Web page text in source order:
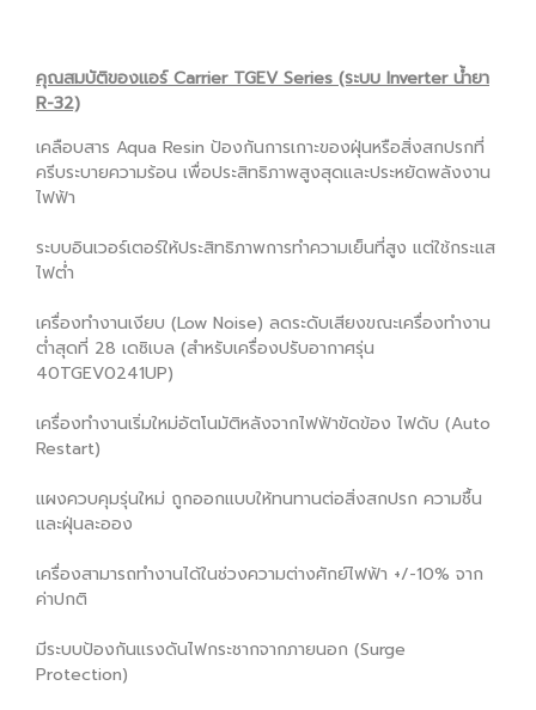
คุณสมบัติของแอร์ Carrier TGEV Series (ระบบ Inverter น้ำยา
R-32)
เคลือบสาร Aqua Resin ป้องกันการเกาะของฝุ่นหรือสิ่งสกปรกที่
ครีบระบายความร้อน เพื่อประสิทธิภาพสูงสุดและประหยัดพลังงาน
ไฟฟ้า
ระบบอินเวอร์เตอร์ให้ประสิทธิภาพการทำความเย็นที่สูง แต่ใช้กระแส
ไฟต่ำ
เครื่องทำงานเงียบ (Low Noise) ลดระดับเสียงขณะเครื่องทำงาน
ต่ำสุดที่ 28 เดซิเบล (สำหรับเครื่องปรับอากาศรุ่น
40TGEV0241UP)
เครื่องทำงานเริ่มใหม่อัตโนมัติหลังจากไฟฟ้าขัดข้อง ไฟดับ (Auto
Restart)
แผงควบคุมรุ่นใหม่ ถูกออกแบบให้ทนทานต่อสิ่งสกปรก ความชื้น
และฝุ่นละออง
เครื่องสามารถทำงานได้ในช่วงความต่างศักย์ไฟฟ้า +/-10% จาก
ค่าปกติ
มีระบบป้องกันแรงดันไฟกระชากจากภายนอก (Surge
Protection)